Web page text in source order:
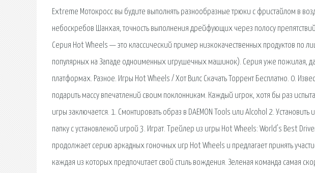
Extreme Мотокросс вы будите выполнять разнообразные трюки с фристайлом в
небоскребов Шанхая, точность выполнения дрейфующих через полосу
Серия Hot Wheels — это классический пример низкокачественных продуктов по
популярных на Западе одноименных игрушечных машинок). Серия уже пожилая,
платформах. Разное. Игры Hot Wheels / Хот Вилс Скачать Торрент Бесплатно. 0.
подарить массу впечатлений своим поклонникам. Каждый игрок, хотя бы раз
игры заключается. 1. Смонтировать образ в DAEMON Tools или Alcohol 2.
папку с установленой игрой 3. Играт. Трейлер из игры Hot Wheels: World's Best
продолжает серию аркадных гоночных игр Hot Wheels и предлагает принять
каждая из которых предпочитает свой стиль вождения. Зеленая команда самая